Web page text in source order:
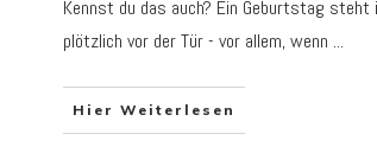
Kennst du das auch? Ein Geburtstag steht
plötzlich vor der Tür - vor allem, wenn ...
Hier Weiterlesen